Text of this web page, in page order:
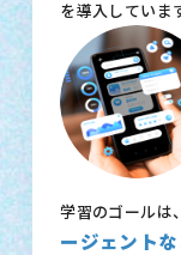
を導入していま
学習のゴールは
ージェント